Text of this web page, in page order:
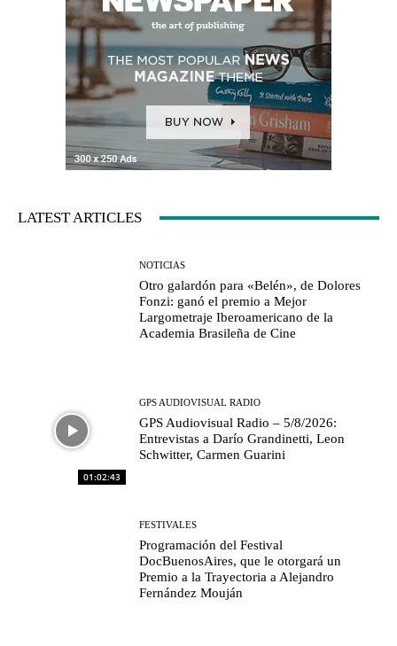
LATEST ARTICLES
NOTICIAS
Otro galardón para «Belén», de Dolores
Fonzi: ganó el premio a Mejor
Largometraje Iberoamericano de la
Academia Brasileña de Cine
01:02:43
GPS AUDIOVISUAL RADIO
GPS Audiovisual Radio – 5/8/2026:
Entrevistas a Darío Grandinetti, Leon
Schwitter, Carmen Guarini
FESTIVALES
Programación del Festival
DocBuenosAires, que le otorgará un
Premio a la Trayectoria a Alejandro
Fernández Mouján